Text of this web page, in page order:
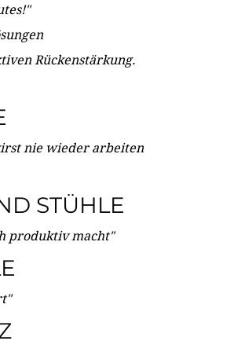
Rückenstärkung.
nie wieder arbeiten
STÜHLE
produktiv macht"